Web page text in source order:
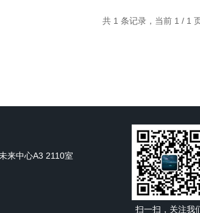
共 1 条记录，当前 1 / 1
来中心A3 2110室
扫一扫，关注我